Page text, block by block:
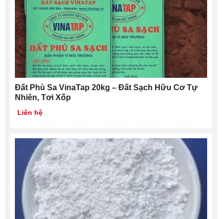
Đất Phù Sa VinaTap 20kg – Đất Sạch Hữu Cơ Tự
Nhiên, Tơi Xốp
Liên hệ